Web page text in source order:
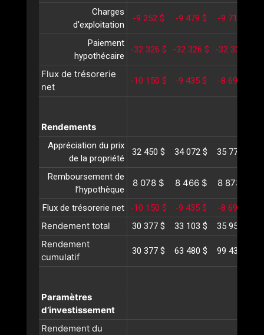
Charges
d'exploitation
-9 252 $ -9 479 $ -9 712 $
Paiement
hypothécaire
-32 326 $ -32 326 $ -32 326 $
Flux de trésorerie
net
-10 150 $ -9 435 $ -8 697 $
Rendements
Appréciation du prix
de la propriété
32 450 $ 34 072 $ 35 776 $
Remboursement de
l’hypothèque
8 078 $ 8 466 $ 8 873 $
Flux de trésorerie net -10 150 $ -9 435 $ -8 697 $
Rendement total 30 377 $ 33 103 $ 35 952 $
Rendement
cumulatif
30 377 $ 63 480 $ 99 433 $
Paramètres
d’investissement
Rendement du